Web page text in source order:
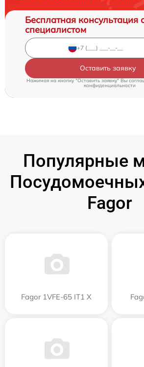
Бесплатная консультация
специалистом
Оставить заявку
Нажимая на кнопку "Оставить заявку" Вы
конфиденциальности
Популярные
Fagor
Fagor 1VFE-65 IT1 X